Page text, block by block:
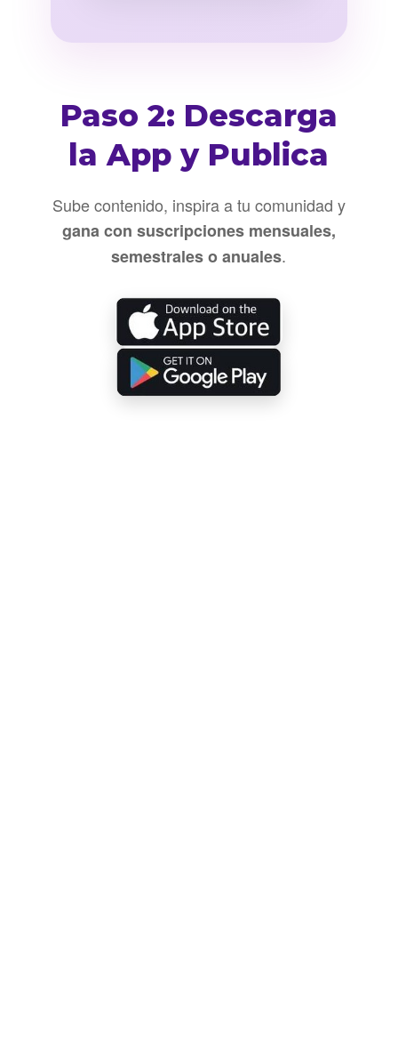
Paso 2: Descarga
la App y Publica
Sube contenido, inspira a tu comunidad y
gana con suscripciones mensuales,
semestrales o anuales.